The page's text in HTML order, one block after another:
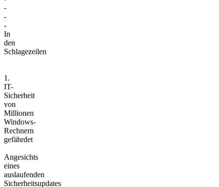
-
-
-
In
den
Schlagezeilen
1.
IT-
Sicherheit
von
Millionen
Windows-
Rechnern
gefährdet
Angesichts
eines
auslaufenden
Sicherheitsupdates